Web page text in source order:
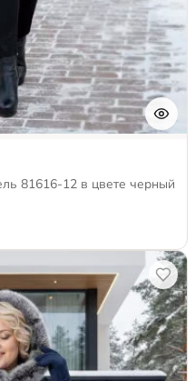
81616-12 в цвете черный